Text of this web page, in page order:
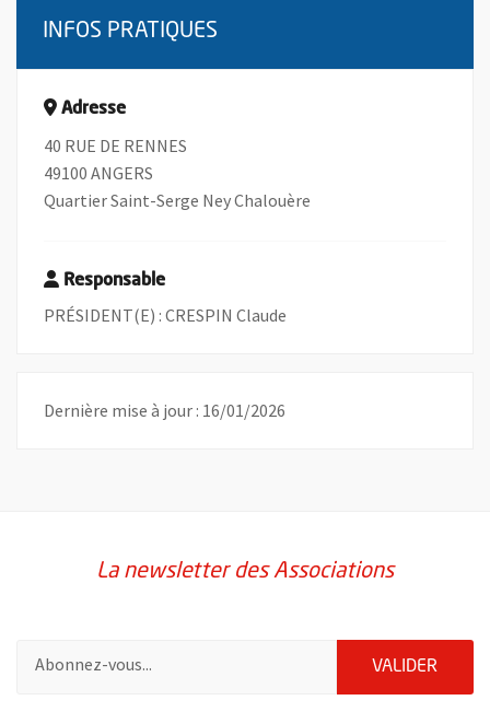
INFOS PRATIQUES
Adresse
40 RUE DE RENNES
49100 ANGERS
Quartier Saint-Serge Ney Chalouère
Responsable
PRÉSIDENT(E) : CRESPIN Claude
Dernière mise à jour : 16/01/2026
La newsletter des Associations
VALIDER